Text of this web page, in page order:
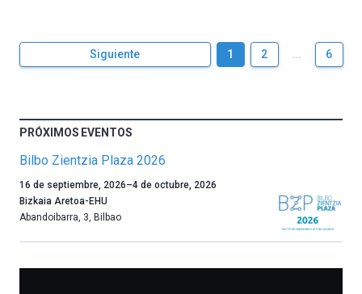
Siguiente 1 2 … 6
PRÓXIMOS EVENTOS
Bilbo Zientzia Plaza 2026
Un
año
más,
16 de septiembre, 2026–4 de octubre, 2026
Bizkaia Aretoa-EHU
Abandoibarra, 3 Bilbao